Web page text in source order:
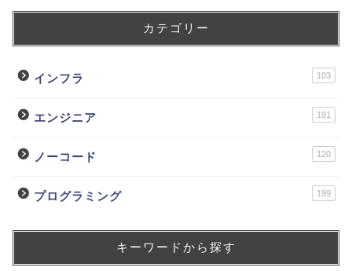
カテゴリー
インフラ 103
エンジニア 191
ノーコード 120
プログラミング 199
キーワードから探す